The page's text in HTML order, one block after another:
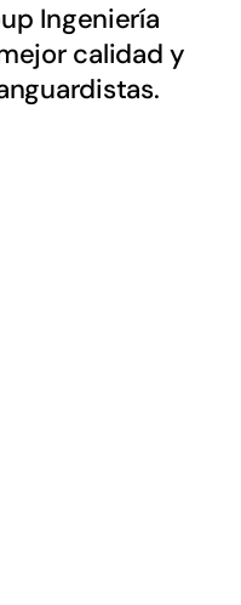
Ingeniería
calidad y